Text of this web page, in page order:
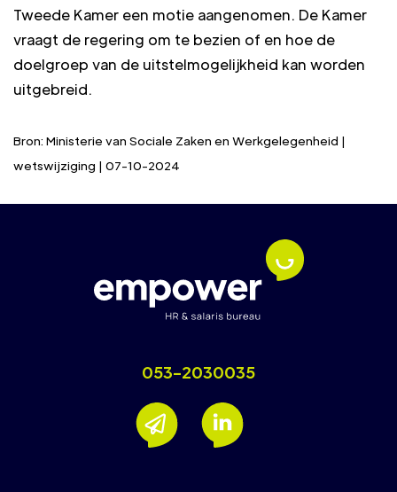
Tweede Kamer een motie aangenomen. De Kamer
vraagt de regering om te bezien of en hoe de
doelgroep van de uitstelmogelijkheid kan worden
uitgebreid.
Bron: Ministerie van Sociale Zaken en Werkgelegenheid |
wetswijziging | 07-10-2024
053-2030035